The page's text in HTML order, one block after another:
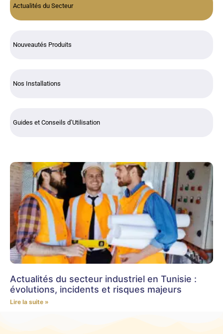
Actualités du Secteur
Nouveautés Produits
Nos Installations
Guides et Conseils d’Utilisation
Actualités du secteur industriel en Tunisie :
évolutions, incidents et risques majeurs
Lire la suite »